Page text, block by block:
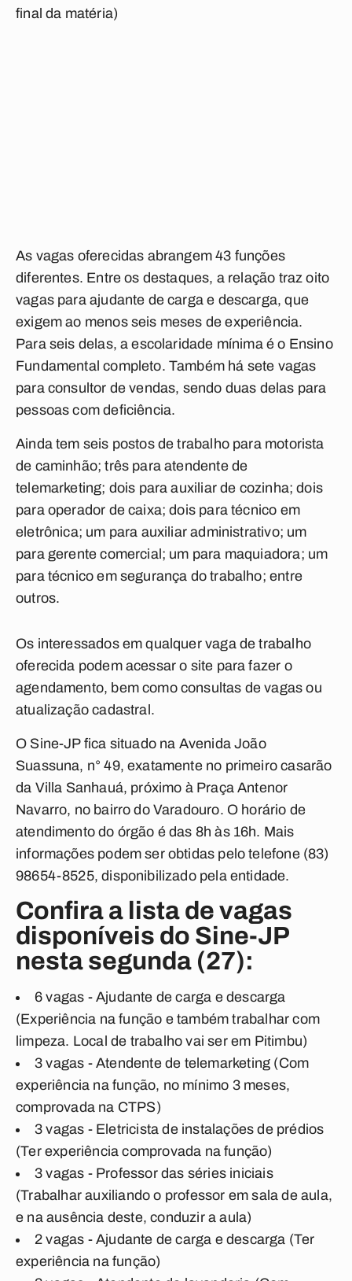
final da matéria)
As vagas oferecidas abrangem 43 funções
diferentes. Entre os destaques, a relação traz oito
vagas para ajudante de carga e descarga, que
exigem ao menos seis meses de experiência.
Para seis delas, a escolaridade mínima é o Ensino
Fundamental completo. Também há sete vagas
para consultor de vendas, sendo duas delas para
pessoas com deficiência.
Ainda tem seis postos de trabalho para motorista
de caminhão; três para atendente de
telemarketing; dois para auxiliar de cozinha; dois
para operador de caixa; dois para técnico em
eletrônica; um para auxiliar administrativo; um
para gerente comercial; um para maquiadora; um
para técnico em segurança do trabalho; entre
outros.
Os interessados em qualquer vaga de trabalho
oferecida podem acessar o site para fazer o
agendamento, bem como consultas de vagas ou
atualização cadastral.
O Sine-JP fica situado na Avenida João
Suassuna, n° 49, exatamente no primeiro casarão
da Villa Sanhauá, próximo à Praça Antenor
Navarro, no bairro do Varadouro. O horário de
atendimento do órgão é das 8h às 16h. Mais
informações podem ser obtidas pelo telefone (83)
98654-8525, disponibilizado pela entidade.
Confira a lista de vagas
disponíveis do Sine-JP
nesta segunda (27):
6 vagas - Ajudante de carga e descarga
(Experiência na função e também trabalhar com
limpeza. Local de trabalho vai ser em Pitimbu)
3 vagas - Atendente de telemarketing (Com
experiência na função, no mínimo 3 meses,
comprovada na CTPS)
3 vagas - Eletricista de instalações de prédios
(Ter experiência comprovada na função)
3 vagas - Professor das séries iniciais
(Trabalhar auxiliando o professor em sala de aula,
e na ausência deste, conduzir a aula)
2 vagas - Ajudante de carga e descarga (Ter
experiência na função)